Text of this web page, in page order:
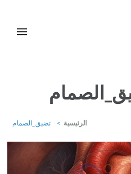
الرئيسية > تضيق_الصمام